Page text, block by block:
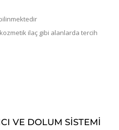
ilaç gibi alanlarda tercih
VE DOLUM SİSTEMİ